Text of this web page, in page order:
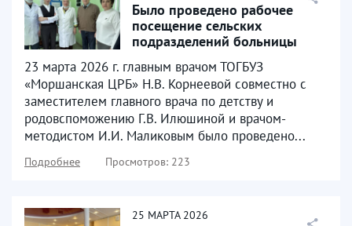
Было проведено рабочее
посещение сельских
подразделений больницы
23 марта 2026 г. главным врачом ТОГБУЗ
«Моршанская ЦРБ» Н.В. Корнеевой совместно с
заместителем главного врача по детству и
родовспоможению Г.В. Илюшиной и врачом-
методистом И.И. Маликовым было проведено...
Подробнее Просмотров: 223
25 МАРТА 2026